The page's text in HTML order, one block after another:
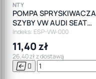
NTY
POMPA SPRYSKIWACZA
SZYBY VW AUDI SEAT
SKODA
Indeks: ESP-VW-000
11,40 zł
26,40 zł z dostawą
 